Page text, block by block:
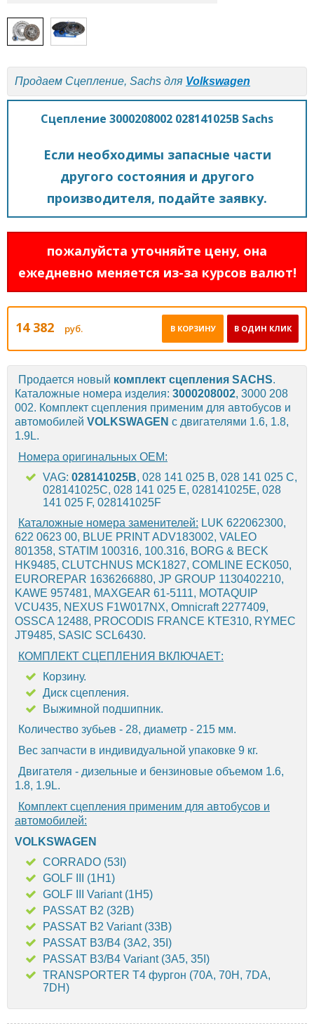
Продаем Сцепление, Sachs для Volkswagen
Сцепление 3000208002 028141025B Sachs
Если необходимы запасные части
другого состояния и другого
производителя, подайте заявку.
пожалуйста уточняйте цену, она
ежедневно меняется из-за курсов валют!
14 382 руб. В ОДИН КЛИК
В КОРЗИНУ
Продается новый комплект сцепления SACHS.
Каталожные номера изделия: 3000208002, 3000 208
002. Комплект сцепления применим для автобусов и
автомобилей VOLKSWAGEN с двигателями 1.6, 1.8,
1.9L.
Номера оригинальных OEM:
VAG: 028141025B, 028 141 025 B, 028 141 025 C,
028141025C, 028 141 025 E, 028141025E, 028
141 025 F, 028141025F
Каталожные номера заменителей: LUK 622062300,
622 0623 00, BLUE PRINT ADV183002, VALEO
801358, STATIM 100316, 100.316, BORG & BECK
HK9485, CLUTCHNUS MCK1827, COMLINE ECK050,
EUROREPAR 1636266880, JP GROUP 1130402210,
KAWE 957481, MAXGEAR 61-5111, MOTAQUIP
VCU435, NEXUS F1W017NX, Omnicraft 2277409,
OSSCA 12488, PROCODIS FRANCE KTE310, RYMEC
JT9485, SASIC SCL6430.
КОМПЛЕКТ СЦЕПЛЕНИЯ ВКЛЮЧАЕТ:
Корзину.
Диск сцепления.
Выжимной подшипник.
Количество зубьев - 28, диаметр - 215 мм.
Вес запчасти в индивидуальной упаковке 9 кг.
Двигателя - дизельные и бензиновые объемом 1.6,
1.8, 1.9L.
Комплект сцепления применим для автобусов и
автомобилей:
VOLKSWAGEN
CORRADO (53I)
GOLF III (1H1)
GOLF III Variant (1H5)
PASSAT B2 (32B)
PASSAT B2 Variant (33B)
PASSAT B3/B4 (3A2, 35I)
PASSAT B3/B4 Variant (3A5, 35I)
TRANSPORTER T4 фургон (70A, 70H, 7DA,
7DH)